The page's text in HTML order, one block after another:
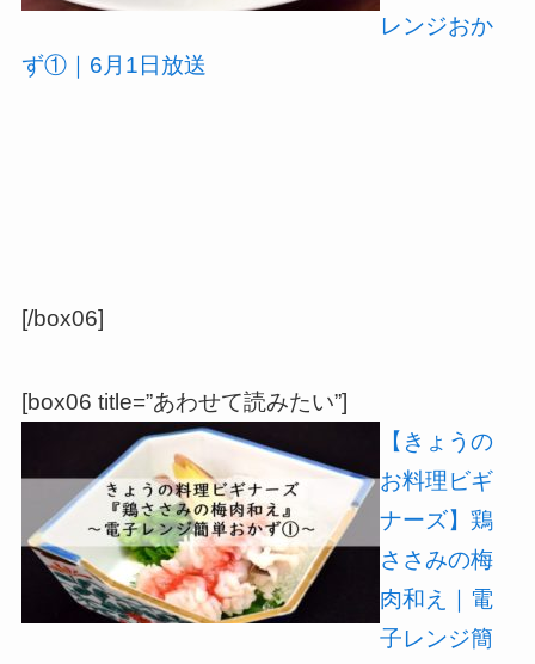
レンジおか
ず①｜6月1日放送
[/box06]
[box06 title=”あわせて読みたい”]
【きょうの
お料理ビギ
ナーズ】鶏
ささみの梅
肉和え｜電
子レンジ簡